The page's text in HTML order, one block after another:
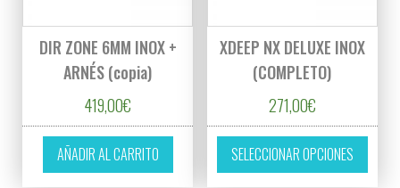
DIR ZONE 6MM INOX +
ARNÉS (copia)
419,00€
AÑADIR AL CARRITO
XDEEP NX DELUXE INOX
(COMPLETO)
271,00€
SELECCIONAR OPCIONES
Este